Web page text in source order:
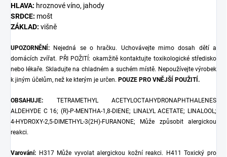
HLAVA: hroznové víno, jahody
SRDCE: mošt
ZÁKLAD: višně
UPOZORNĚNÍ: Nejedná se o hračku. Uchovávejte mimo dosah dětí a
domácích zvířat. PŘI POŽITÍ: okamžitě kontaktujte toxikologické středisko
nebo lékaře. Skladujte na chladném a suchém místě. Nepoužívejte výrobek
k jiným účelům, než ke kterým je určen. POUZE PRO VNĚJŠÍ POUŽITÍ.
OBSAHUJE: TETRAMETHYL ACETYLOCTAHYDRONAPHTHALENES
ALDEHYDE C 16; (R)-P-MENTHA-1,8-DIENE; LINALYL ACETATE; LINALOOL;
4-HYDROXY-2,5-DIMETHYL-3(2H)-FURANONE; Může způsobit alergickou
reakci.
Varování: H317 Může vyvolat alergickou kožní reakci. H411 ​​Toxický pro